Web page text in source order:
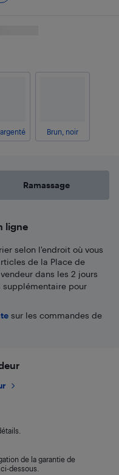
Brun, noir
Ramassage
ligne
selon l'endroit où vous
de la Place de
dans les 2 jours
supplémentaire pour
sur les commandes de
de la garantie de
dessous.